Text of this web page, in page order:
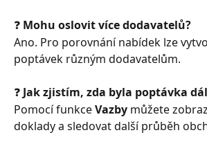
❓ Mohu oslovit více dodavatelů?
Ano. Pro porovnání nabídek lze
poptávek různým dodavatelům.
❓ Jak zjistím, zda byla poptávka
Pomocí funkce Vazby můžete
doklady a sledovat další průběh